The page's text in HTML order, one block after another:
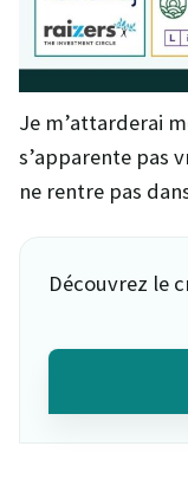
Je m’attarderai
s’apparente pas
ne rentre pas
Découvrez le